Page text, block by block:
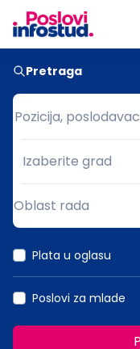
Pretraga
Pozicija,
Pozicija,
Grad
Izaberite grad
Oblast rada
Plata u oglasu
Poslovi za mlade